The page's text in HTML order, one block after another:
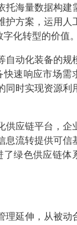
托海量数据构建
护方案，运用人
化转型的价值。
自动化装备的规
速响应市场需
同时实现资源利
供应链平台，企
流转提供可信
绿色供应链体
延伸，从被动